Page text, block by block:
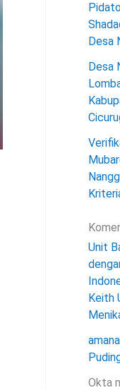
Desa
Desa
Unit
Keith
Okta